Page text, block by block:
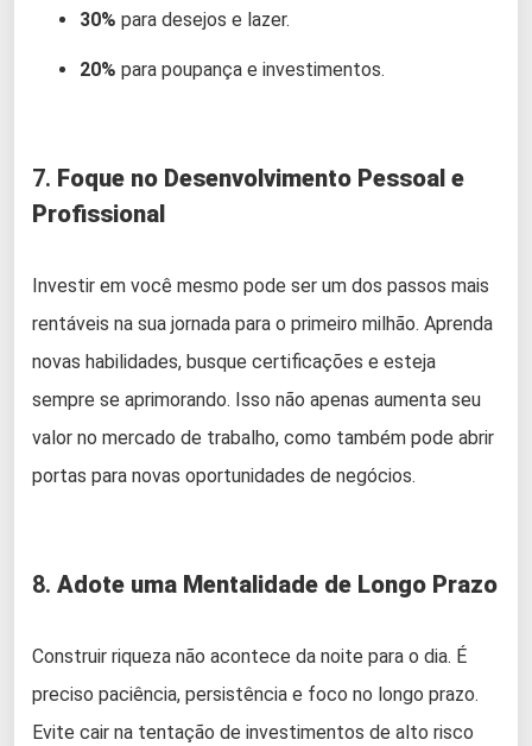
30% para desejos e lazer.
20% para poupança e investimentos.
7. Foque no Desenvolvimento Pessoal e
Profissional
Investir em você mesmo pode ser um dos passos mais
rentáveis na sua jornada para o primeiro milhão. Aprenda
novas habilidades, busque certificações e esteja
sempre se aprimorando. Isso não apenas aumenta seu
valor no mercado de trabalho, como também pode abrir
portas para novas oportunidades de negócios.
8. Adote uma Mentalidade de Longo Prazo
Construir riqueza não acontece da noite para o dia. É
preciso paciência, persistência e foco no longo prazo.
Evite cair na tentação de investimentos de alto risco